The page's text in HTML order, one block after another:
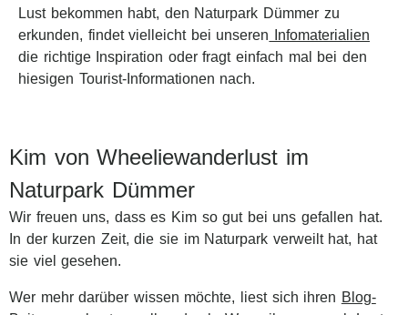
Lust bekommen habt, den Naturpark Dümmer zu
erkunden, findet vielleicht bei unseren Infomaterialien
die richtige Inspiration oder fragt einfach mal bei den
hiesigen Tourist-Informationen nach.
Kim von Wheeliewanderlust im
Naturpark Dümmer
Wir freuen uns, dass es Kim so gut bei uns gefallen hat.
In der kurzen Zeit, die sie im Naturpark verweilt hat, hat
sie viel gesehen.
Wer mehr darüber wissen möchte, liest sich ihren Blog-